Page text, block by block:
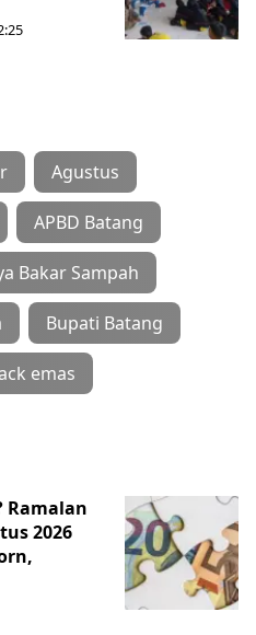
Agustus
APBD Batang
Bakar Sampah
Bupati Batang
emas
Ramalan
2026